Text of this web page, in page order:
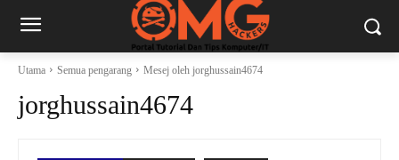
Utama Semua pengarang Mesej oleh jorghussain4674
jorghussain4674